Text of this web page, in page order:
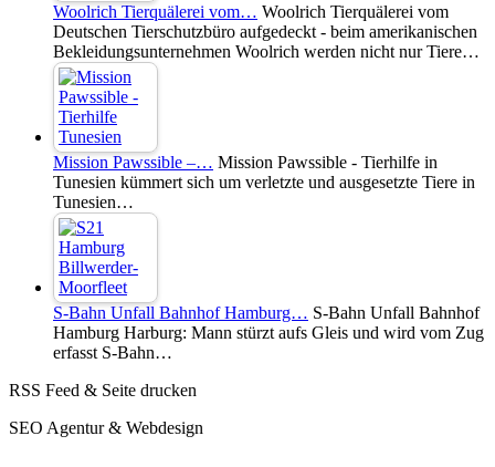
Woolrich Tierquälerei vom… Woolrich Tierquälerei vom
Deutschen Tierschutzbüro aufgedeckt - beim amerikanischen
Bekleidungsunternehmen Woolrich werden nicht nur Tiere…
Mission Pawssible –… Mission Pawssible - Tierhilfe in
Tunesien kümmert sich um verletzte und ausgesetzte Tiere in
Tunesien…
S-Bahn Unfall Bahnhof Hamburg… S-Bahn Unfall Bahnhof
Hamburg Harburg: Mann stürzt aufs Gleis und wird vom Zug
erfasst S-Bahn…
RSS Feed & Seite drucken
SEO Agentur & Webdesign